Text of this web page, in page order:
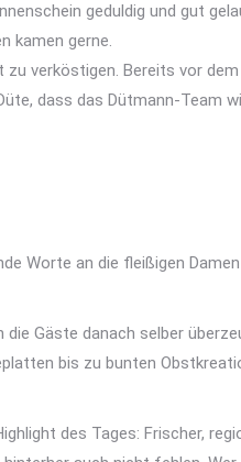
geduldig und gut
kamen gerne.
verköstigen. Bereits vor
dass das Dütmann-Team
Worte an die fleißigen
Gäste danach selber
bis zu bunten
des Tages: Frischer,